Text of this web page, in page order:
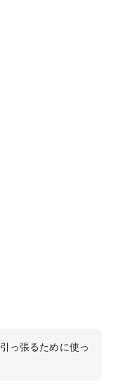
っ張るために使っ